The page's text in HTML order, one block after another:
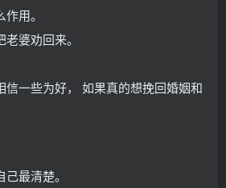
用。
婆劝回来。
信一些为好， 如果真的想挽回婚姻和
最清楚。